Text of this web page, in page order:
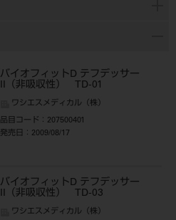
バイオフィットD テフデッサー
II（非吸収性） TD-01
ワシエスメディカル（株）
品目コード ：207500401
発売日
：2009/08/17
バイオフィットD テフデッサー
II（非吸収性） TD-03
ワシエスメディカル（株）